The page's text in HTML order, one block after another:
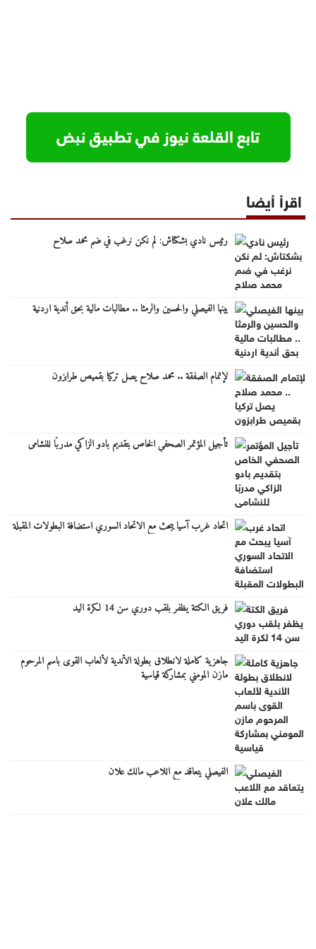
اقرأ أيضا
رئيس نادي بشكتاش: لم نكن نرغب في ضم محمد صلاح
بينها الفيصلي والحسين والرمثا .. مطالبات مالية بحق أندية اردنية
لإتمام الصفقة .. محمد صلاح يصل تركيا بقميص طرابزون
تأجيل المؤتمر الصحفي الخاص بتقديم بادو الزاكي مدربًا للنشامى
اتحاد غرب آسيا يبحث مع الاتحاد السوري استضافة البطولات المقبلة
فريق الكتة يظفر بلقب دوري سن 14 لكرة اليد
جاهزية كاملة لانطلاق بطولة الأندية لألعاب القوى باسم المرحوم
مازن المومني بمشاركة قياسية
الفيصلي يتعاقد مع اللاعب مالك علان